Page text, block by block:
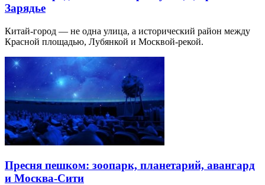
Зарядье
Китай-город — не одна улица, а исторический район между
Красной площадью, Лубянкой и Москвой-рекой.
Пресня пешком: зоопарк, планетарий, авангард
и Москва-Сити